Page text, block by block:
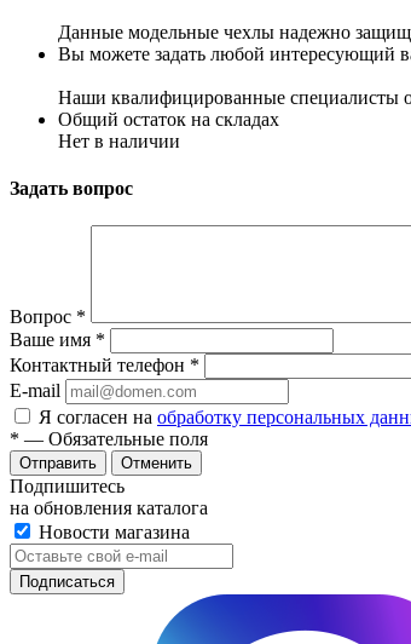
Данные модельные чехлы надежно
Вы можете задать любой интересующий
Наши квалифицированные специалисты
Общий остаток на складах
Нет в наличии
Задать вопрос
Вопрос *
Ваше имя *
Контактный телефон *
E-mail
Я согласен на обработку персональных
* — Обязательные поля
Отменить
Подпишитесь
на обновления каталога
Новости магазина